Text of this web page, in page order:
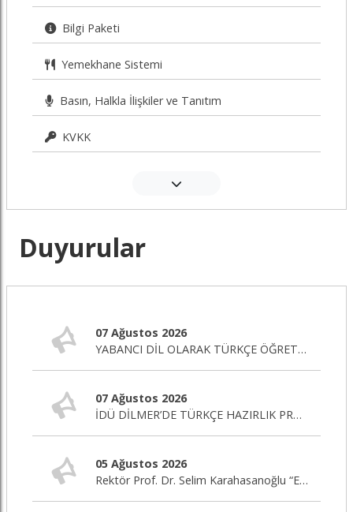
Bilgi Paketi
Yemekhane Sistemi
Basın, Halkla İlişkiler ve Tanıtım
KVKK
Duyurular
07 Ağustos 2026
YABANCI DİL OLARAK TÜRKÇE ÖĞRETİMİ SERTİFİKA PROGRAMI BAŞLIYOR!
07 Ağustos 2026
İDÜ DİLMER’DE TÜRKÇE HAZIRLIK PROGRAMI BAŞLIYOR!
05 Ağustos 2026
Rektör Prof. Dr. Selim Karahasanoğlu “Eğitim Editörü” Programına Canlı Yayın Konuğu Oluyor